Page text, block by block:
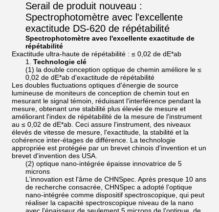
Serail de produit nouveau :
Spectrophotomètre avec l'excellente
exactitude DS-620 de répétabilité
Spectrophotomètre avec l'excellente exactitude de
répétabilité
Exactitude ultra-haute de répétabilité : ≤ 0,02 de dE*ab
1.Technologie clé
(1) la double conception optique de chemin améliore le ≤
0,02 de dE*ab d'exactitude de répétabilité
Les doubles fluctuations optiques d'énergie de source
lumineuse de moniteurs de conception de chemin tout en
mesurant le signal témoin, réduisant l'interférence pendant la
mesure, obtenant une stabilité plus élevée de mesure et
améliorant l'index de répétabilité de la mesure de l'instrument
au ≤ 0,02 de dE*ab. Ceci assure l'instrument, des niveaux
élevés de vitesse de mesure, l'exactitude, la stabilité et la
cohérence inter-étages de différence. La technologie
appropriée est protégée par un brevet chinois d'invention et un
brevet d'invention des USA.
(2) optique nano-intégrée épaisse innovatrice de 5
microns
L'innovation est l'âme de CHNSpec. Après presque 10 ans
de recherche consacrée, CHNSpec a adopté l'optique
nano-intégrée comme dispositif spectroscopique, qui peut
réaliser la capacité spectroscopique niveau de la nano